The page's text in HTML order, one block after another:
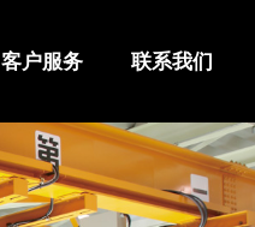
客户服务 联系我们